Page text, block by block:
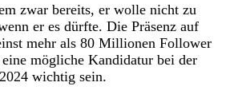
zwar bereits, er wolle nicht zu
er es dürfte. Die Präsenz auf
mehr als 80 Millionen Follower
mögliche Kandidatur bei der
wichtig sein.